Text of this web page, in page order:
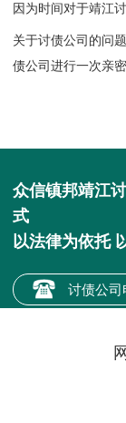
因为时间对于靖江
关于讨债公司的问
债公司进行一次亲
众信镇邦靖江
式
以法律为依托
讨债公司